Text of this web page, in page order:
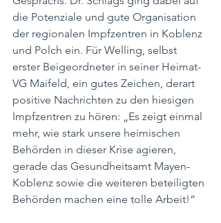
die Potenziale und gute Organisation
der regionalen Impfzentren in Koblenz
und Polch ein. Für Welling, selbst
erster Beigeordneter in seiner Heimat-
VG Maifeld, ein gutes Zeichen, derart
positive Nachrichten zu den hiesigen
Impfzentren zu hören: „Es zeigt einmal
mehr, wie stark unsere heimischen
Behörden in dieser Krise agieren,
gerade das Gesundheitsamt Mayen-
Koblenz sowie die weiteren beteiligten
Behörden machen eine tolle Arbeit!“